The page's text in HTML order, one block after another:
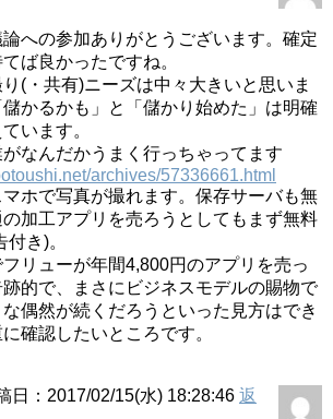
への参加ありがとうございます。確定
ば良かったですね。
(・共有)ニーズは中々大きいと思いま
かるかも」と「儲かり始めた」は明確
います。
なんだかうまく行っちゃってます
archives/57336661.html
ホで写真が撮れます。保存サーバも無
加工アプリを売ろうとしてもまず無料
き)。
リューが年間4,800円のアプリを売っ
的で、まさにビジネスモデルの賜物で
偶然が続くだろうといった見方はでき
確認したいところです。
日：2017/02/15(水) 18:28:46 返